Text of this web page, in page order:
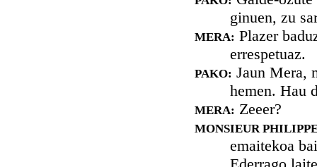
ginuen, zu
MERA: Plazer
errespetuaz.
PAKO: Jaun Mera,
hemen. Hau
MERA: Zeeer?
MONSIEUR
emaitekoa